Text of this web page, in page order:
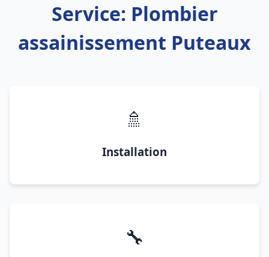
Service: Plombier
assainissement Puteaux
🚿
Installation
🔧